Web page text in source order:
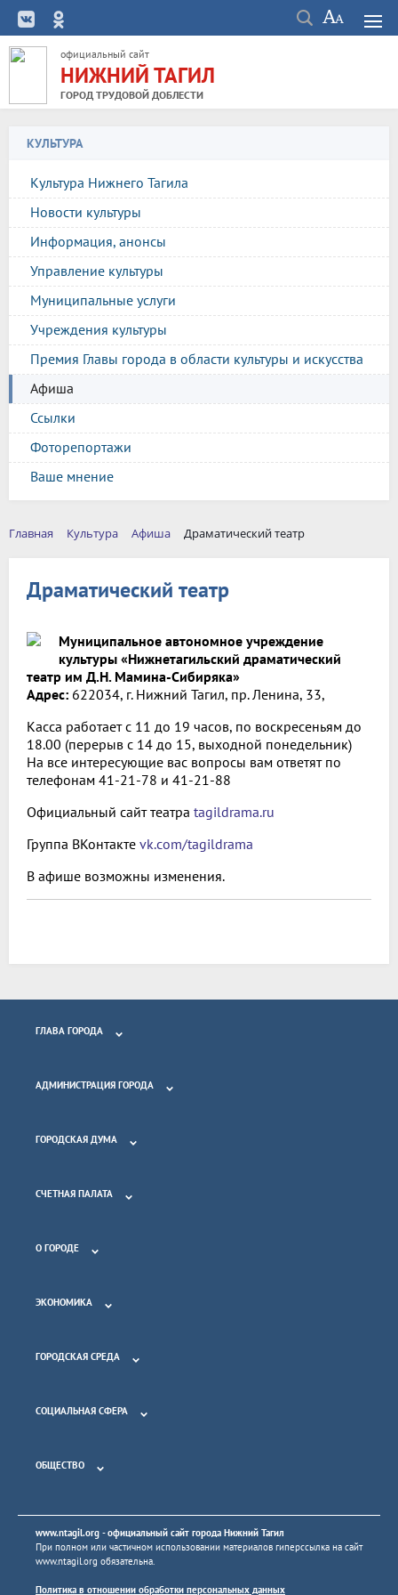
официальный сайт
НИЖНИЙ ТАГИЛ
ГОРОД ТРУДОВОЙ ДОБЛЕСТИ
КУЛЬТУРА
Культура Нижнего Тагила
Новости культуры
Информация, анонсы
Управление культуры
Муниципальные услуги
Учреждения культуры
Премия Главы города в области культуры и искусства
Афиша
Ссылки
Фоторепортажи
Ваше мнение
Главная Культура Афиша Драматический театр
Драматический театр
Муниципальное автономное учреждение
культуры «Нижнетагильский драматический
театр им Д.Н. Мамина-Сибиряка»
Адрес: 622034, г. Нижний Тагил, пр. Ленина, 33,
Касса работает с 11 до 19 часов, по воскресеньям до
18.00 (перерыв с 14 до 15, выходной понедельник)
На все интересующие вас вопросы вам ответят по
телефонам 41-21-78 и 41-21-88
Официальный сайт театра tagildrama.ru
Группа ВКонтакте vk.com/tagildrama
В афише возможны изменения.
ГЛАВА ГОРОДА
АДМИНИСТРАЦИЯ ГОРОДА
ГОРОДСКАЯ ДУМА
СЧЕТНАЯ ПАЛАТА
О ГОРОДЕ
ЭКОНОМИКА
ГОРОДСКАЯ СРЕДА
СОЦИАЛЬНАЯ СФЕРА
ОБЩЕСТВО
www.ntagil.org - официальный сайт города Нижний Тагил
При полном или частичном использовании материалов гиперссылка на сайт
www.ntagil.org обязательна.
Политика в отношении обработки персональных данных